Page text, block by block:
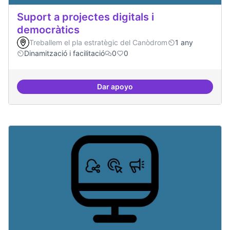
Suport a projectes digitals i
democràtics
Treballem el pla estratègic del Canòdrom
1 any
Dinamització i facilitació
0 0
Dar apoyoSuport a projectes digitals i